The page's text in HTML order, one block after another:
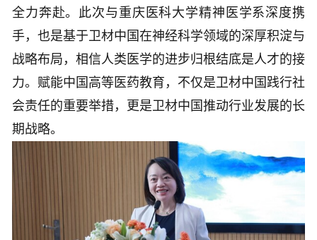
全力奔赴。此次与重庆医科大学精神医学系深度携
手，也是基于卫材中国在神经科学领域的深厚积淀与
战略布局，相信人类医学的进步归根结底是人才的接
力。赋能中国高等医药教育，不仅是卫材中国践行社
会责任的重要举措，更是卫材中国推动行业发展的长
期战略。